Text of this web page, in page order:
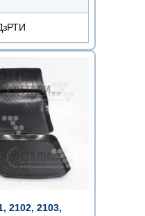
2102, 2103,